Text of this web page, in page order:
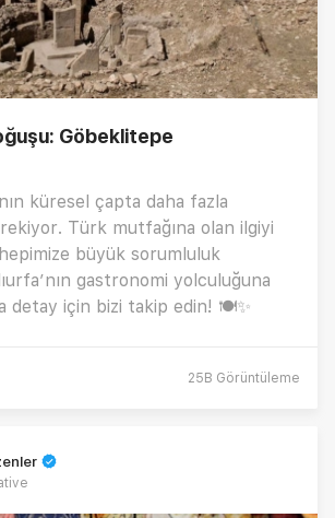
Göbeklitepe
küresel çapta daha fazla
Türk mutfağına olan ilgiyi
büyük sorumluluk
gastronomi yolculuğuna
detay için bizi takip edin! 🍽✨
25B Görüntüleme